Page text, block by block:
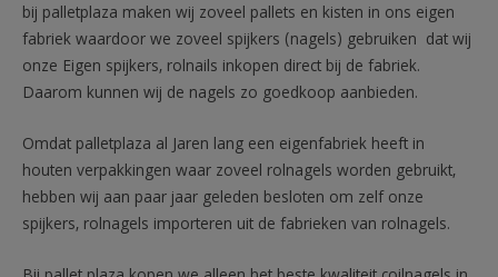
bij palletplaza maken wij zoveel pallets en kisten in ons eigen
fabriek waardoor we zoveel spijkers (nagels) gebruiken dat wij
onze Eigen spijkers, rolnails inkopen direct bij de fabriek.
Daarom kunnen wij de nagels zo goedkoop aanbieden.
Omdat palletplaza al Jaren lang een eigenfabriek heeft in
houten verpakkingen waar zoveel rolnagels worden gebruikt,
hebben wij aan paar jaar geleden besloten om zelf onze
spijkers, rolnagels importeren uit de fabrieken van rolnagels.